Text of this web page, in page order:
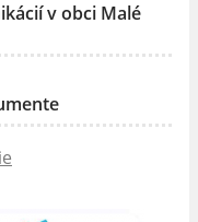
v obci Malé